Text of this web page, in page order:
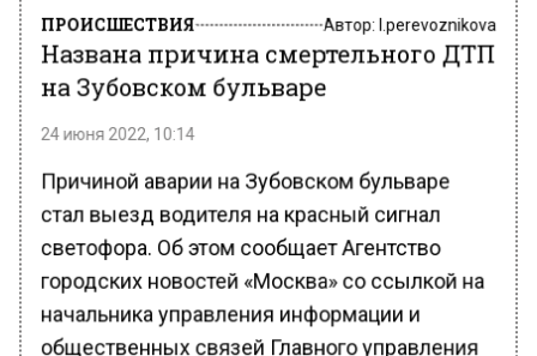
ПРОИСШЕСТВИЯ Автор:l.perevoznikova
Названа причина смертельного ДТП
на Зубовском бульваре
24 июня 2022, 10:14
Причиной аварии на Зубовском бульваре
стал выезд водителя на красный сигнал
светофора. Об этом сообщает Агентство
городских новостей «Москва» со ссылкой на
начальника управления информации и
общественных связей Главного управления